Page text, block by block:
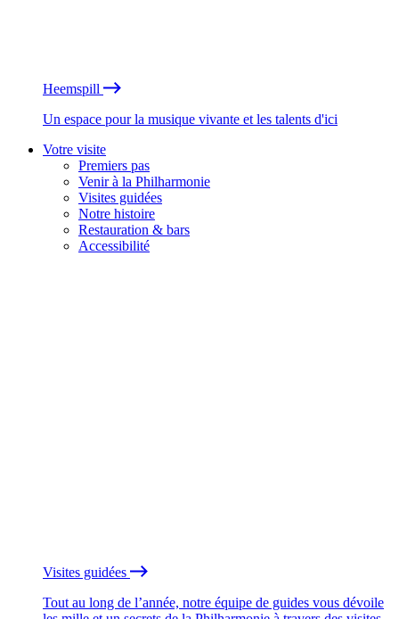
Heemspill
Un espace pour la musique vivante et les talents d'ici
Votre visite
Premiers pas
Venir à la Philharmonie
Visites guidées
Notre histoire
Restauration & bars
Accessibilité
Visites guidées
Tout au long de l’année, notre équipe de guides vous dévoile